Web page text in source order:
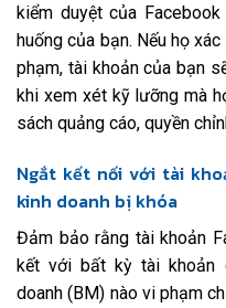
kiểm duyệt của
huống của bạn. Nếu họ
phạm, tài khoản của bạn
khi xem xét kỹ lưỡng mà
sách quảng cáo, quyền
Ngắt kết nối với tài
kinh doanh bị khóa
Đảm bảo rằng tài khoản
kết với bất kỳ tài khoản
doanh (BM) nào vi phạm